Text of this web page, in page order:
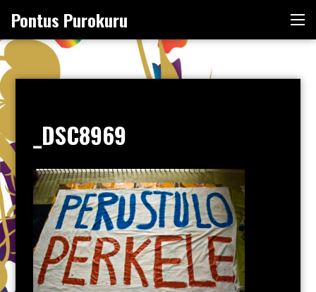
content
Pontus Purokuru
_DSC8969